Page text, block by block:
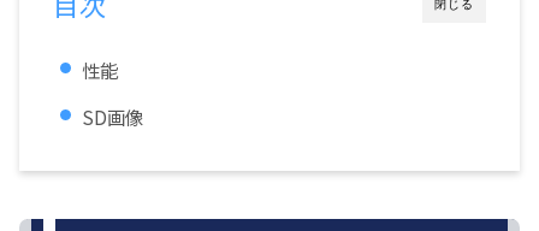
閉じる
性能
SD画像